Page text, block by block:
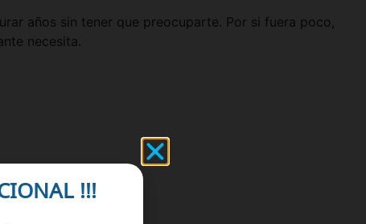
años sin tener que preocuparte. Por si fuera poco,
necesita.
!!!